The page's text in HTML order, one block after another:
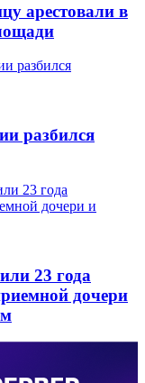
арестовали в
разбился
23 года
дочери